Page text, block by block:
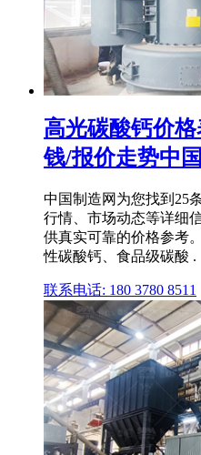
高光碳酸钙价
钱/报价走势中
中国制造网为您找到25
行情、市场动态等详细
供真实可靠的价格参考
性碳酸钙、食品级碳酸 .
联系电话: 180 3780 8511